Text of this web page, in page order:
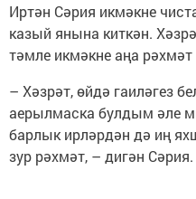
Иртән Сәрия икмәкне
казый янына киткән.
тәмле икмәкне аңа рәхмәт
– Хәзрәт, өйдә гаиләгез
аерылмаска булдым әле
барлык ирләрдән дә иң
зур рәхмәт, – дигән Сәрия.